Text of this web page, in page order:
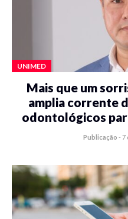
UNIMED
Mais que um
amplia corrente
odontológicos
Publicação - 7